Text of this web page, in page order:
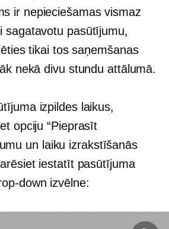
ir nepieciešamas vismaz
sagatavotu pasūtījumu,
tikai tos saņemšanas
nekā divu stundu attālumā.
izpildes laikus,
opciju “Pieprasīt
un laiku izrakstīšanās
iestatīt pasūtījuma
down izvēlne: